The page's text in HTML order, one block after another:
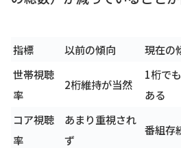
指標 以前の傾向
現在の
世帯視聴
率
2桁維持が当然
1桁で
ある
コア視聴
率
あまり重視され
ず
番組存